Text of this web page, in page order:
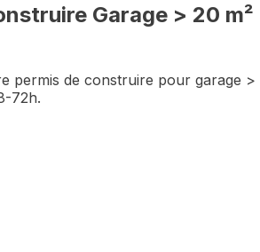
Garage > 20 m²
permis de construire pour garage >
72h.